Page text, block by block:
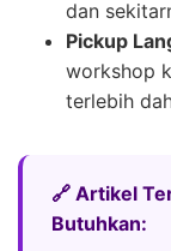
dan
Pickup
workshop
terlebih
🔗 Artikel
Butuhkan: